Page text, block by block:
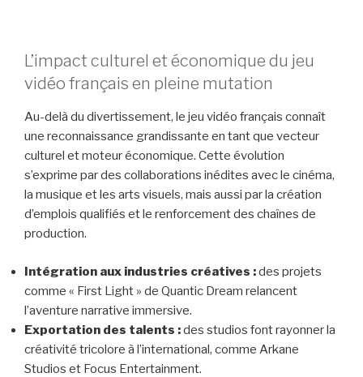
L’impact culturel et économique du jeu
vidéo français en pleine mutation
Au-delà du divertissement, le jeu vidéo français connaît
une reconnaissance grandissante en tant que vecteur
culturel et moteur économique. Cette évolution
s’exprime par des collaborations inédites avec le cinéma,
la musique et les arts visuels, mais aussi par la création
d’emplois qualifiés et le renforcement des chaînes de
production.
Intégration aux industries créatives :des projets
comme « First Light » de Quantic Dream relancent
l’aventure narrative immersive.
Exportation des talents :des studios font rayonner la
créativité tricolore à l’international, comme Arkane
Studios et Focus Entertainment.